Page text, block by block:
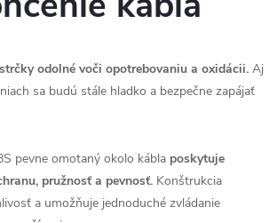
odolné voči opotrebovaniu a oxidácii. Aj
sa budú stále hladko a bezpečne zapájať
pevne omotaný okolo kábla poskytuje
pružnosť a pevnosť. Konštrukcia
a umožňuje jednoduché zvládanie